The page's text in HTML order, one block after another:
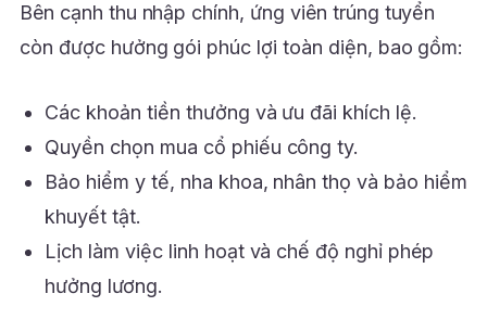
Bên cạnh thu nhập chính, ứng viên trúng tuyển
còn được hưởng gói phúc lợi toàn diện, bao gồm:
Các khoản tiền thưởng và ưu đãi khích lệ.
Quyền chọn mua cổ phiếu công ty.
Bảo hiểm y tế, nha khoa, nhân thọ và bảo hiểm
khuyết tật.
Lịch làm việc linh hoạt và chế độ nghỉ phép
hưởng lương.